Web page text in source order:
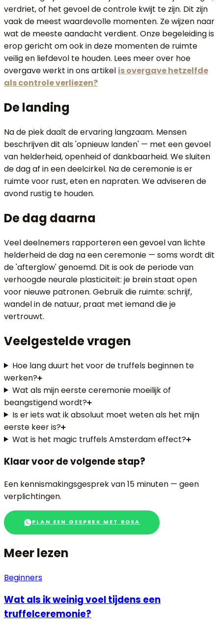
verdriet, of het gevoel de controle kwijt te zijn. Dit zijn
vaak de meest waardevolle momenten. Ze wijzen naar
wat de meeste aandacht verdient. Onze begeleiding is
erop gericht om ook in deze momenten de ruimte
veilig en liefdevol te houden. Lees meer over hoe
overgave werkt in ons artikel is overgave hetzelfde
als controle verliezen?
De landing
Na de piek daalt de ervaring langzaam. Mensen
beschrijven dit als 'opnieuw landen' — met een gevoel
van helderheid, openheid of dankbaarheid. We sluiten
de dag af in een deelcirkel. Na de ceremonie is er
ruimte voor rust, eten en napraten. We adviseren de
avond rustig te houden.
De dag daarna
Veel deelnemers rapporteren een gevoel van lichte
helderheid de dag na een ceremonie — soms wordt dit
de 'afterglow' genoemd. Dit is ook de periode van
verhoogde neurale plasticiteit: je brein staat open
voor nieuwe patronen. Gebruik die ruimte: schrijf,
wandel in de natuur, praat met iemand die je
vertrouwt.
Veelgestelde vragen
Hoe lang duurt het voor de truffels beginnen te
werken?
Wat als mijn eerste ceremonie moeilijk of
beangstigend wordt?
Is er iets wat ik absoluut moet weten als het mijn
eerste keer is?
Wat is het magic truffels Amsterdam effect?
Klaar voor de volgende stap?
Een kennismakingsgesprek van 15 minuten — geen
verplichtingen.
PLAN EEN GESPREK MET ROSA
Meer lezen
Beginners
Wat als ik weinig voel tijdens een
truffelceremonie?